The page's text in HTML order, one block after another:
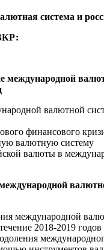
система и
международной
валютной
финансового
валютную систему
валюты в
международной
2018-2019 годов